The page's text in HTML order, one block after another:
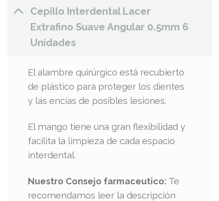
Cepillo Interdental Lacer
Extrafino Suave Angular 0.5mm 6
Unidades
El alambre quirúrgico está recubierto
de plástico para proteger los dientes
y las encías de posibles lesiones.
El mango tiene una gran flexibilidad y
facilita la limpieza de cada espacio
interdental.
Nuestro Consejo farmaceutico: Te
recomendamos leer la descripción